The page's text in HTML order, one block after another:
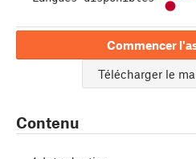
Commencer
Télécharger le
Contenu